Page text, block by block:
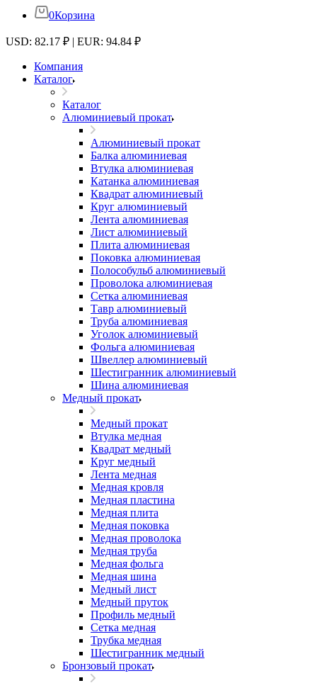
0Корзина
USD: 82.17 ₽ | EUR: 94.84 ₽
Компания
Каталог
Каталог
Алюминиевый прокат
Алюминиевый прокат
Балка алюминиевая
Втулка алюминиевая
Катанка алюминиевая
Квадрат алюминиевый
Круг алюминиевый
Лента алюминиевая
Лист алюминиевый
Плита алюминиевая
Поковка алюминиевая
Полособульб алюминиевый
Проволока алюминиевая
Сетка алюминиевая
Тавр алюминиевый
Труба алюминиевая
Уголок алюминиевый
Фольга алюминиевая
Швеллер алюминиевый
Шестигранник алюминиевый
Шина алюминиевая
Медный прокат
Медный прокат
Втулка медная
Квадрат медный
Круг медный
Лента медная
Медная кровля
Медная пластина
Медная плита
Медная поковка
Медная проволока
Медная труба
Медная фольга
Медная шина
Медный лист
Медный пруток
Профиль медный
Сетка медная
Трубка медная
Шестигранник медный
Бронзовый прокат